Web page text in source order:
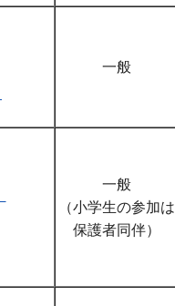
一般
一般
（小学生の参加は
保護者同伴）